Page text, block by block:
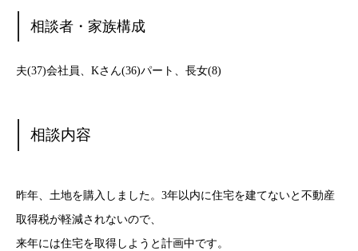
相談者・家族構成
夫(37)会社員、Kさん(36)パート、長女(8)
相談内容
昨年、土地を購入しました。3年以内に住宅を建てないと不動産
取得税が軽減されないので、
来年には住宅を取得しようと計画中です。